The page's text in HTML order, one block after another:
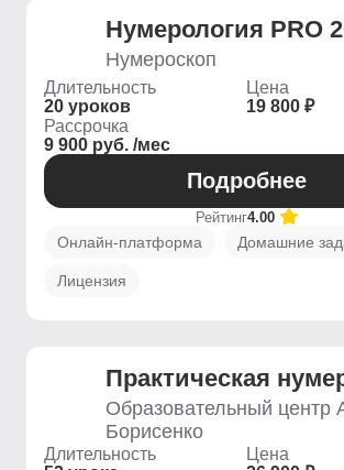
Нумерология PRO
Нумероскоп
Длительность
20 уроков
Цена
19 800 ₽
Рассрочка
9 900 руб. /мес
Подробнее
Рейтинг4.00
Онлайн-платформа Домашние
Лицензия
Практическая
Образовательный центр
Борисенко
Длительность
Цена